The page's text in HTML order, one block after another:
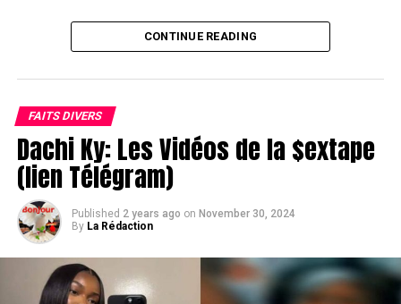
Les contenus de nature privée, comme les vidéos
intimes, sont protégés par des lois strictes dans de
CLIQUEZ ici pour lire tout l’article sur
infocameroun.com
CONTINUE READING
FAITS DIVERS
Dachi Ky: Les Vidéos de la $extape
(lien Télégram)
Published 2 years ago on November 30, 2024
By La Rédaction